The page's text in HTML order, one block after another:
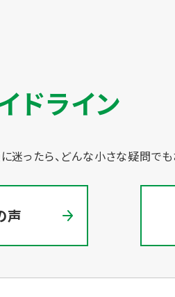
ドライン
迷ったら、どんな小さな疑問でも
声